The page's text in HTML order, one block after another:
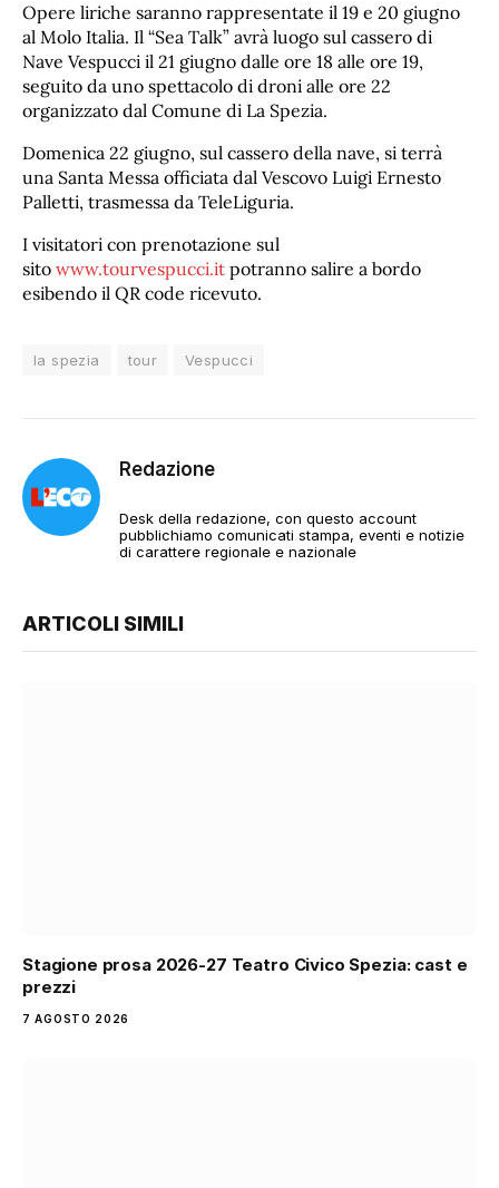
Opere liriche saranno rappresentate il 19 e 20 giugno
al Molo Italia. Il “Sea Talk” avrà luogo sul cassero di
Nave Vespucci il 21 giugno dalle ore 18 alle ore 19,
seguito da uno spettacolo di droni alle ore 22
organizzato dal Comune di La Spezia.
Domenica 22 giugno, sul cassero della nave, si terrà
una Santa Messa officiata dal Vescovo Luigi Ernesto
Palletti, trasmessa da TeleLiguria.
I visitatori con prenotazione sul
sito www.tourvespucci.it potranno salire a bordo
esibendo il QR code ricevuto.
la spezia tour Vespucci
Redazione
Desk della redazione, con questo account
pubblichiamo comunicati stampa, eventi e notizie
di carattere regionale e nazionale
ARTICOLI SIMILI
Stagione prosa 2026-27 Teatro Civico Spezia: cast e
prezzi
7 AGOSTO 2026